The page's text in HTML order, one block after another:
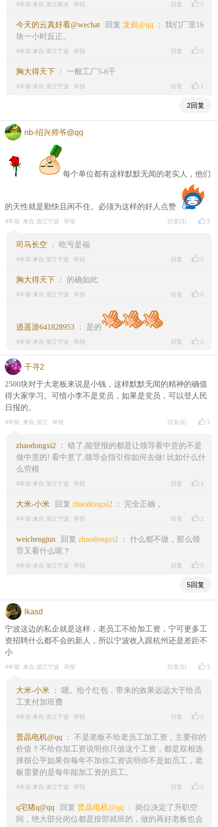
0
4年前 来自 浙江丽水 举报 回复
今天的云真好看@wechat 回复 龙叔@qq ： 我们厂里16
块一小时反正。
0
4年前 来自 浙江宁波 举报 回复
胸大得天下 ： 一般工厂5-6千
1
4年前 来自 浙江宁波 举报 回复
2回复
nb-绍兴师爷@qq
每个单位都有这样默默无闻的老实人，他们
的天性就是勤快且闲不住。必须为这样的好人点赞
3
4年前 来自 浙江宁波 举报 回复 (3)
司马长空 ： 吃亏是福
0
4年前 来自 浙江宁波 举报 回复
胸大得天下 ： 的确如此
0
4年前 来自 浙江宁波 举报 回复
逍遥游641828953 ： 是的
0
4年前 来自 浙江宁波 举报 回复
千寻2
2500块对于大老板来说是小钱，这样默默无闻的精神的确值
得大家学习。可惜小李不是党员，如果是党员，可以登人民
日报的。
3
4年前 来自 浙江 举报 回复 (8)
zhaodongxi2 ： 错了,能登报的都是让领导看中意的不是
做中意的! 看中意了,领导会指引你如何去做! 比如什么什
么劳模
4
4年前 来自 浙江宁波 举报 回复
大米-小米 回复 zhaodongxi2 ： 完全正确，
2
4年前 来自 浙江宁波 举报 回复
weichengjun 回复 zhaodongxi2 ： 什么都不做，那么领
导又看什么呢？
0
4年前 来自 浙江宁波 举报 回复
5回复
lkasd
宁波这边的私企就是这样，老员工不给加工资，宁可更多工
资招聘什么都不会的新人，所以宁波收入跟杭州还是差距不
小
3
4年前 来自 浙江宁波 举报 回复 (5)
大米-小米 ： 嗯。给个红包，带来的效果远远大于给员
工支付加班费
0
4年前 来自 浙江宁波 举报 回复
普晶电机@qq ： 不是老板不给老员工加工资，主要你的
价值？不给你加工资说明你只值这个工资，都是双相选
择很公平如果你每年不加你工资说明你不是如员工，老
板需要的是每年能加工资的员工。
0
4年前 来自 浙江宁波 举报 回复
q宅猪q@qq 回复 普晶电机@qq ： 岗位决定了升职空
间，绝大部分岗位都是按部就班的，做的再好老板也会